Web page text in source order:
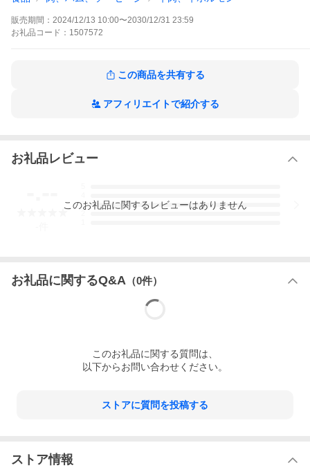
加えて製品化しました。
フードロス抑制にも貢献しております。薄切り牛タンと非常に近
※訳ありの理由:結着加工の商品のため。カットにより形が不揃い
人吉から、全国の皆様に食べて頂ける事で良い製品を提供できる
ように、日々奮闘中です。
・訳あり 牛タン スライス[500g×1P 計:0.5kg]
原産地:海外産/製造地:熊本県あさぎり町/加工地:熊本県あさぎ
牛舌(輸入)/調味料(アミノ酸等)、pH調整剤、リン酸塩(Na)、酵素
(一部に牛肉・ゼラチンを含む)
※美味しく召し上がっていただくために同封のレシピをご参照く
このページは、提供元からの情報に基づき、作成・掲載をしてい
お礼品に関する義務表示事項(原材料、栄養成分、アレルギー情
報、添加物など)については、お礼品到着後、お礼品の包装容器の
販売期間： 2024/12/13 10:00〜2030/12/31 23:59
お礼品 コード： 1507572
この商品を共有する
アフィリエイトで紹介する
お礼品レビュー
3
このお礼品に関するレビューはありません
お礼品に関するQ&A （0件）
このお礼品に関する質問は、
以下からお問い合わせください。
ストアに質問を投稿する
ストア情報